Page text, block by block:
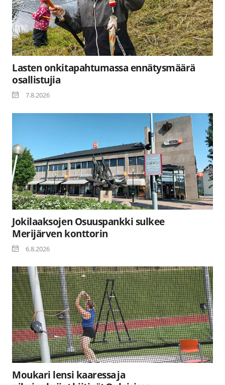
Lasten onkitapahtumassa ennätysmäärä
osallistujia
7.8.2026
Jokilaaksojen Osuuspankki sulkee
Merijärven konttorin
6.8.2026
Moukari lensi kaaressa ja